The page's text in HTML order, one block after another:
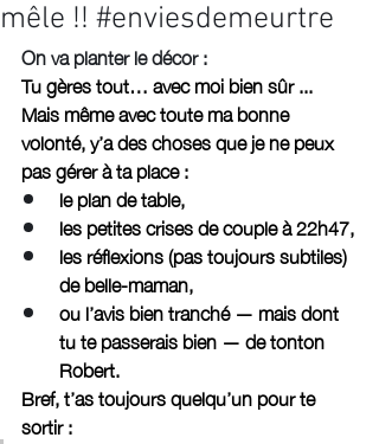
mêle !! #enviesdemeurtre
On va planter le décor :
Tu gères tout… avec moi bien sûr ...
Mais même avec toute ma bonne
volonté, y’a des choses que je ne peux
pas gérer à ta place :
le plan de table,
les petites crises de couple à 22h47,
les réflexions (pas toujours subtiles)
de belle-maman,
ou l’avis bien tranché — mais dont
tu te passerais bien — de tonton
Robert.
Bref, t’as toujours quelqu’un pour te
sortir :